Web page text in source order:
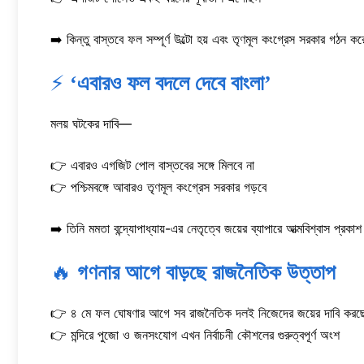
➡️ কিন্তু বাস্তবে ফল সম্পূর্ণ উল্টো হয় এবং তৃণমূল কংগ্রেস সরকার গঠন
⚡ ‘এবারও ফল বদলে দেবে বাংলা’
মলয় ঘটকের দাবি—
👉 এবারও এগজিট পোল বাস্তবের সঙ্গে মিলবে না
👉 পশ্চিমবঙ্গে আবারও তৃণমূল কংগ্রেস সরকার গড়বে
➡️ তিনি মমতা বন্দ্যোপাধ্যায়-এর নেতৃত্বে জয়ের ব্যাপারে আত্মবিশ্বাস
🔥 গণনার আগে বাড়ছে রাজনৈতিক উত্তাপ
👉 ৪ মে ফল ঘোষণার আগে সব রাজনৈতিক দলই নিজেদের জয়ের দাবি
👉 মন্দিরে পুজো ও জনসংযোগ এখন নির্বাচনী কৌশলের গুরুত্বপূর্ণ অংশ